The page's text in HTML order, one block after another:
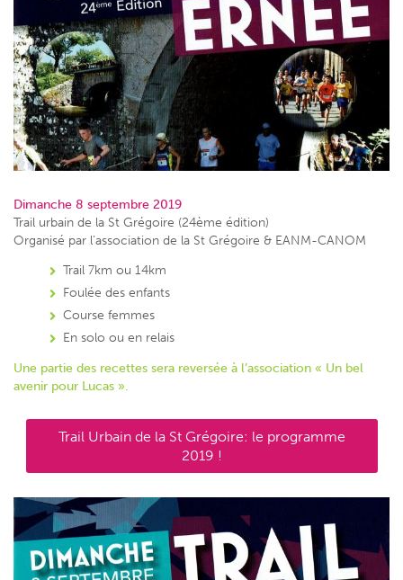
Dimanche 8 septembre 2019
Trail urbain de la St Grégoire (24ème édition)
Organisé par l’association de la St Grégoire & EANM-CANOM
Trail 7km ou 14km
Foulée des enfants
Course femmes
En solo ou en relais
Une partie des recettes sera reversée à l’association « Un bel
avenir pour Lucas ».
Trail Urbain de la St Grégoire: le programme
2019 !